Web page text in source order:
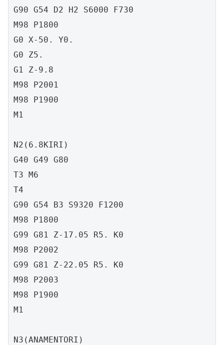
G90 G54 D2 H2 S6000 F730
M98 P1800
G0 X-50. Y0.
G0 Z5.
G1 Z-9.8
M98 P2001
M98 P1900
M1
N2(6.8KIRI)
G40 G49 G80
T3 M6
T4
G90 G54 B3 S9320 F1200
M98 P1800
G99 G81 Z-17.05 R5. K0
M98 P2002
G99 G81 Z-22.05 R5. K0
M98 P2003
M98 P1900
M1
N3(ANAMENTORI)